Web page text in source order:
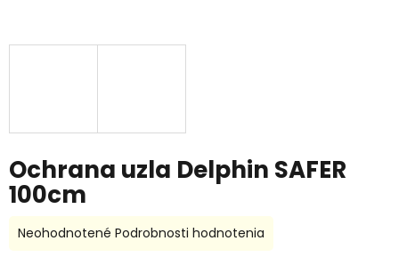
Ochrana uzla Delphin SAFER
100cm
Priemerné
Neohodnotené Podrobnosti hodnotenia